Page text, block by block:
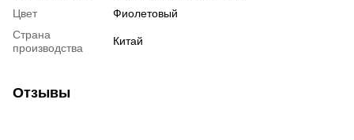
Цвет
Фиолетовый
Страна
производства
Китай
Отзывы